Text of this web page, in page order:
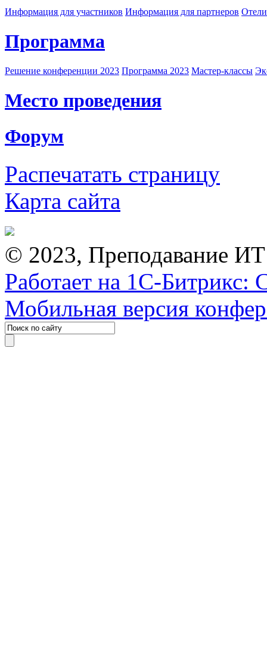
Информация для участников Информация для партнеров
Программа
Решение конференции 2023 Программа 2023 Мастер-классы
Место проведения
Форум
Распечатать страницу
Карта сайта
© 2023, Преподавание
Работает на 1С-Битрикс:
Мобильная версия